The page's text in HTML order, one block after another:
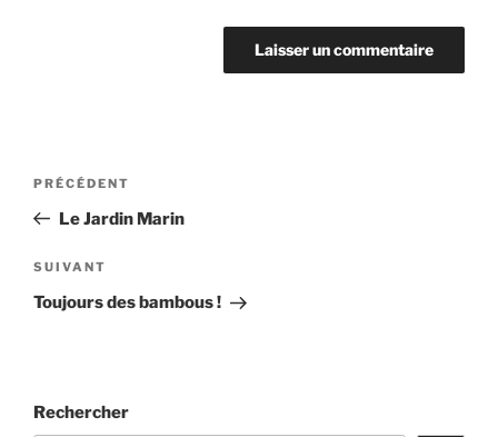
Navigation
l’article
Article
précédent
PRÉCÉDENT
Le Jardin Marin
Article
suivant
SUIVANT
Toujours des bambous !
Rechercher